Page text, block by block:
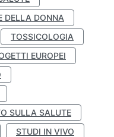
DELLA DONNA
TOSSICOLOGIA
EUROPEI
SULLA SALUTE
STUDI IN VIVO